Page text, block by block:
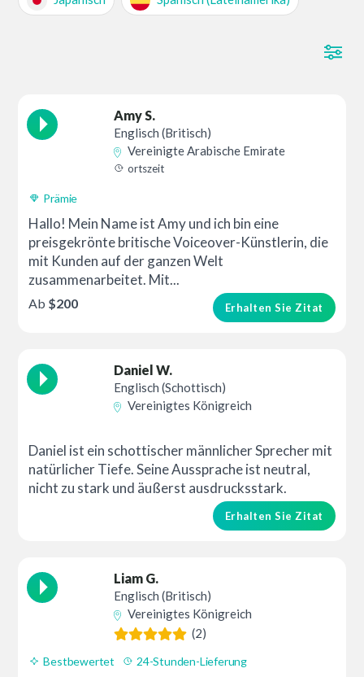
Amy S.
Englisch (Britisch)
Vereinigte Arabische Emirate
ortszeit
Prämie
Hallo! Mein Name ist Amy und ich bin eine
preisgekrönte britische Voiceover-Künstlerin, die
mit Kunden auf der ganzen Welt
zusammenarbeitet. Mit...
Erhalten Sie Zitat
Ab $200
Daniel W.
Englisch (Schottisch)
Vereinigtes Königreich
Daniel ist ein schottischer männlicher Sprecher mit
natürlicher Tiefe. Seine Aussprache ist neutral,
nicht zu stark und äußerst ausdrucksstark.
Erhalten Sie Zitat
Liam G.
Englisch (Britisch)
Vereinigtes Königreich
(2)
Bestbewertet 24-Stunden-Lieferung